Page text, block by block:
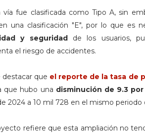
fue clasificada como Tipo A, sin
una clasificación "E", por lo que es
y seguridad de los usuarios,
el riesgo de accidentes.
que el reporte de latasa de
que hubo una disminución de 9.3
2024 a 10 mil 728 en el mismo periodo
refiere que esta ampliación no